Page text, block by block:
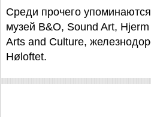
Среди прочего
музей B&O, Sound Art,
Arts and Culture,
Høloftet.